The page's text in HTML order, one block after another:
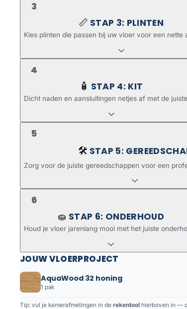
3
📏 STAP 3: PLINTEN
Kies plinten die passen bij uw vloer voor een nette
4
🧴 STAP 4: KIT
Dicht naden en aansluitingen netjes af met de
5
🛠️ STAP 5:
Zorg voor de juiste gereedschappen voor een
6
🧽 STAP 6: ONDERHOUD
Houd je vloer jarenlang mooi met het juiste
JOUW VLOERPROJECT
AquaWood 32 honing
1 pak
Tip: vul je kamerafmetingen in de rekentool hierboven in —